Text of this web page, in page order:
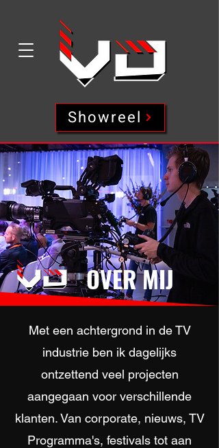
Showreel
OVER MIJ
Met een achtergrond in de TV
industrie ben ik dagelijks
ontzettend veel projecten
aangegaan voor verschillende
klanten. Van corporate, nieuws, TV
Programma's, festivals tot aan